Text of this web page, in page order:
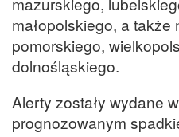
małopolskiego, a
pomorskiego,
dolnośląskiego.
Alerty zostały wydane
prognozowanym